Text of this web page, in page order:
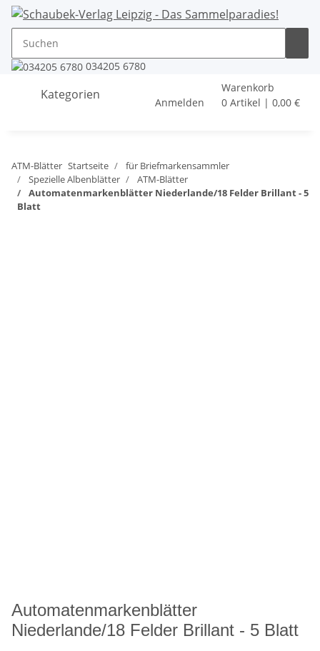
034205 6780
Kategorien
Anmelden
Warenkorb
0 Artikel | 0,00 €
ATM-Blätter Startseite
für Briefmarkensammler
Spezielle Albenblätter
ATM-Blätter
Automatenmarkenblätter Niederlande/18 Felder Brillant - 5
Blatt
Automatenmarkenblätter
Niederlande/18 Felder Brillant - 5 Blatt